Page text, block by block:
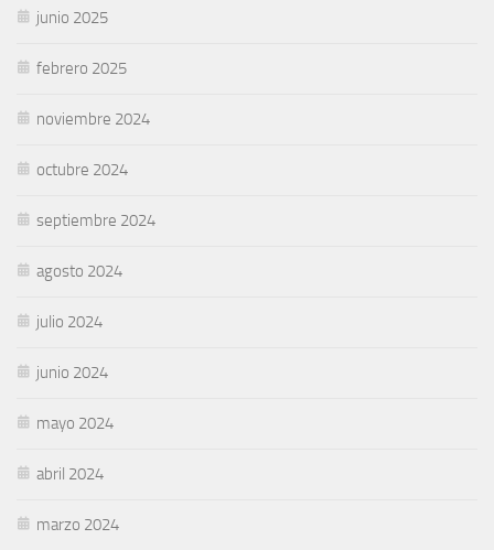
junio 2025
febrero 2025
noviembre 2024
octubre 2024
septiembre 2024
agosto 2024
julio 2024
junio 2024
mayo 2024
abril 2024
marzo 2024